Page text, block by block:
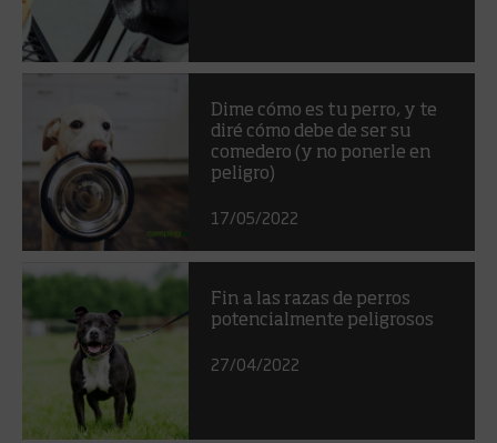
Dime cómo es tu perro, y te
diré cómo debe de ser su
comedero (y no ponerle en
peligro)
17/05/2022
Fin a las razas de perros
potencialmente peligrosos
27/04/2022